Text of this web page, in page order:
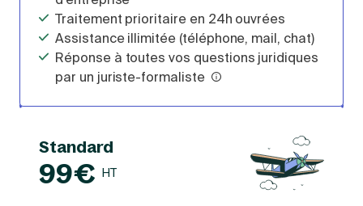
Traitement prioritaire en 24h ouvrées
Assistance illimitée (téléphone, mail, chat)
Réponse à toutes vos questions juridiques
par un juriste-formaliste
Standard
99€ HT